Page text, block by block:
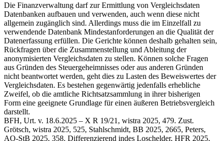
Die Finanzverwaltung darf zur Ermittlung von Vergleichsdaten
Datenbanken aufbauen und verwenden, auch wenn diese nicht
allgemein zugänglich sind. Allerdings muss die im Einzelfall zu
verwendende Datenbank Mindestanforderungen an die Qualität der
Datenerfassung erfüllen. Die Gerichte können deshalb gehalten sein,
Rückfragen über die Zusammenstellung und Ableitung der
anonymisierten Vergleichsdaten zu stellen. Können solche Fragen
aus Gründen des Steuergeheimnisses oder aus anderen Gründen
nicht beantwortet werden, geht dies zu Lasten des Beweiswertes der
Vergleichsdaten. Es bestehen gegenwärtig jedenfalls erhebliche
Zweifel, ob die amtliche Richtsatzsammlung in ihrer bisherigen
Form eine geeignete Grundlage für einen äußeren Betriebsvergleich
darstellt.
BFH, Urt. v. 18.6.2025 – X R 19/21, wistra 2025, 479. Zust.
Grötsch, wistra 2025, 525, Stahlschmidt, BB 2025, 2665, Peters,
AO-StB 2025, 358. Differenzierend indes Loschelder, HFR 2025,